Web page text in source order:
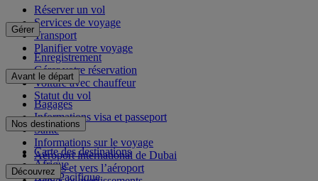
Réserver un vol
Services de voyage
Transport
Planifier votre voyage
Gérer
Enregistrement
Gérer votre réservation
Voiture avec chauffeur
Statut du vol
Avant le départ
Bagages
Informations visa et passeport
Santé
Informations sur le voyage
Aéroport international de Dubai
Depuis et vers l’aéroport
Nos destinations
Carte des destinations
Afrique
Asie-Pacifique
Découvrez